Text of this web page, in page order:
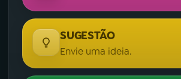
SUGESTÃO
Envie uma ideia.